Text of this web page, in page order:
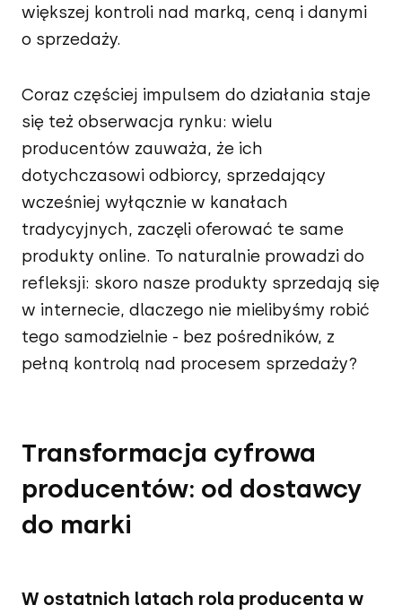
większej kontroli nad marką, ceną i danymi
o sprzedaży.
Coraz częściej impulsem do działania staje
się też obserwacja rynku: wielu
producentów zauważa, że ich
dotychczasowi odbiorcy, sprzedający
wcześniej wyłącznie w kanałach
tradycyjnych, zaczęli oferować te same
produkty online. To naturalnie prowadzi do
refleksji: skoro nasze produkty sprzedają się
w internecie, dlaczego nie mielibyśmy robić
tego samodzielnie - bez pośredników, z
pełną kontrolą nad procesem sprzedaży?
Transformacja cyfrowa
producentów: od dostawcy
do marki
W ostatnich latach rola producenta w